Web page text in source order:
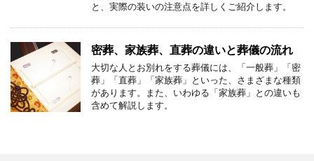
と、実際の装いの注意点を詳しくご紹介します。
密葬、家族葬、直葬の違いと葬儀の流れ
大切な人とお別れをする葬儀には、「一般葬」「密
葬」「直葬」「家族葬」といった、さまざまな種類
があります。また、いわゆる「家族葬」との違いも
含めて解説します。